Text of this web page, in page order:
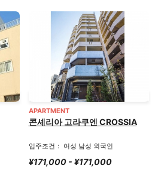
APARTMENT
콘셰리아 고라쿠엔 CROSSIA
입주조건： 여성 남성 외국인
¥171,000 - ¥171,000